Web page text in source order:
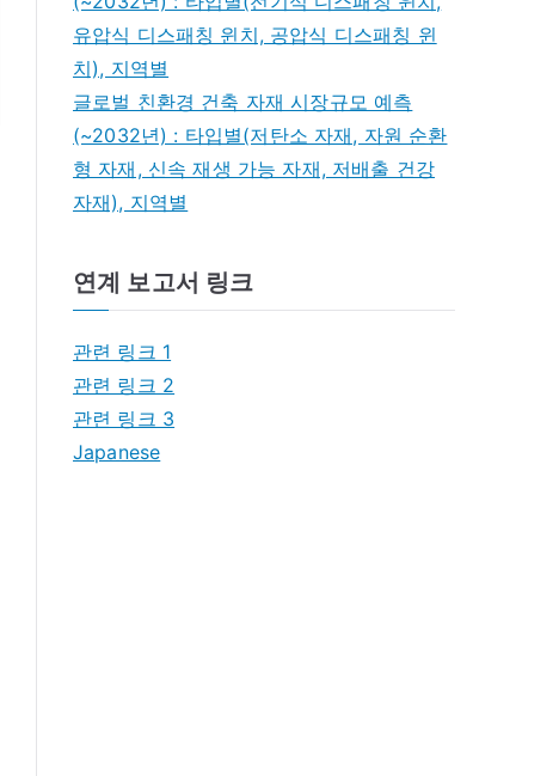
유압식 디스패칭 윈치, 공압식 디스패칭 윈
치), 지역별
글로벌 친환경 건축 자재 시장규모 예측
(~2032년) : 타입별(저탄소 자재, 자원 순환
형 자재, 신속 재생 가능 자재, 저배출 건강
자재), 지역별
연계 보고서 링크
관련 링크 1
관련 링크 2
관련 링크 3
Japanese